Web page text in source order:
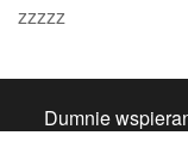
zzzzz
Dumnie